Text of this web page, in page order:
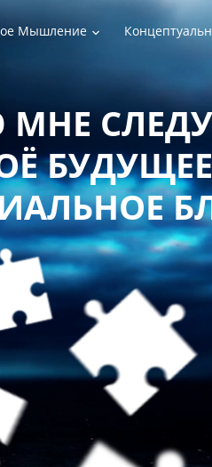
Мышление